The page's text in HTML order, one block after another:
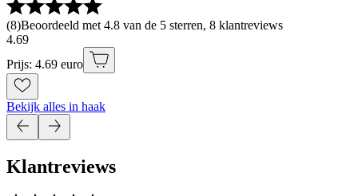
(8)Beoordeeld met 4.8 van de 5 sterren, 8 klantreviews
4.69
Prijs: 4.69 euro
Bekijk alles in haak
Klantreviews